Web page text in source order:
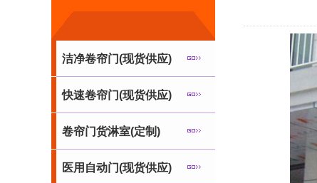
洁净卷帘门(现货供应)
快速卷帘门(现货供应)
卷帘门货淋室(定制)
医用自动门(现货供应)